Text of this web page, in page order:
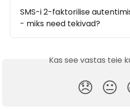
SMS-i 2-faktorilise
- miks need tekivad?
Kas see vastas teie
😞 😐